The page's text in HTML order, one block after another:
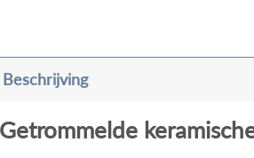
Beschrijving
Getrommelde